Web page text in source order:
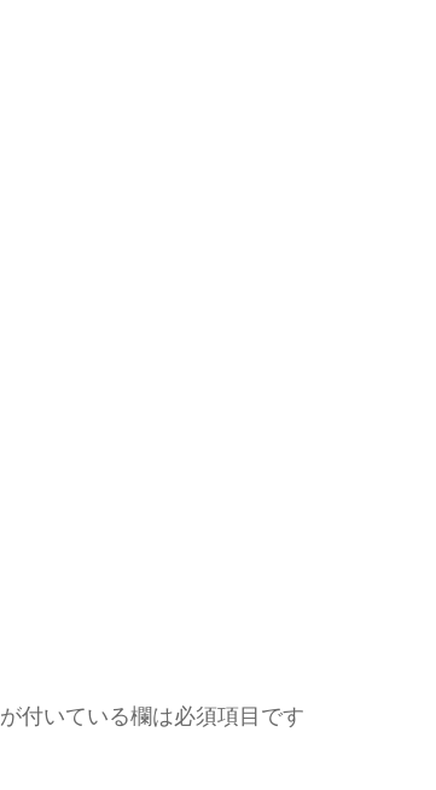
が付いている欄は必須項目です